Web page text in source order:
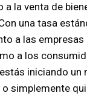
a la venta de
una tasa
a las empresas
a los
iniciando un
simplemente